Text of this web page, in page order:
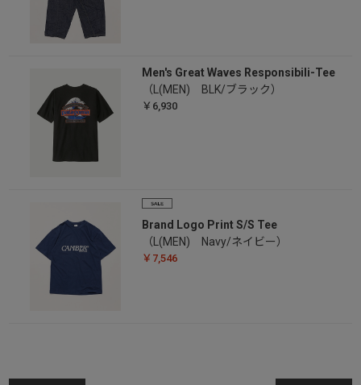
Men's Great Waves Responsibili-Tee
（L(MEN) BLK/ブラック）
￥6,930
Brand Logo Print S/S Tee
（L(MEN) Navy/ネイビー）
￥7,546